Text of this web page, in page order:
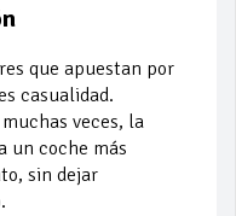
que apuestan por
casualidad.
veces, la
un coche más
sin dejar